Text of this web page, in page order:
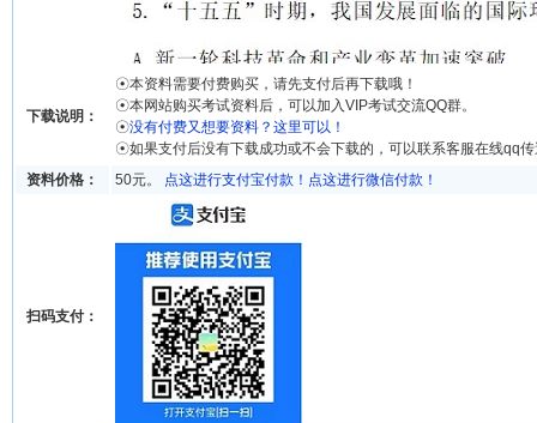
下载说明：
☉本资料需要付费购买，请先支付后再下载哦！
☉本网站购买考试资料后，可以加入VIP考试交流QQ群。
☉没有付费又想要资料？这里可以！
☉如果支付后没有下载成功或不会下载的，可以联系客服在线qq
资料价格：
50元。 点这进行支付宝付款！ 点这进行微信付款！
扫码支付：